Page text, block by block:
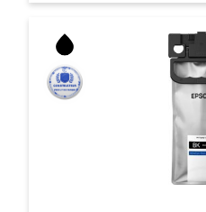
originale
T11N2
-
C13T11N240